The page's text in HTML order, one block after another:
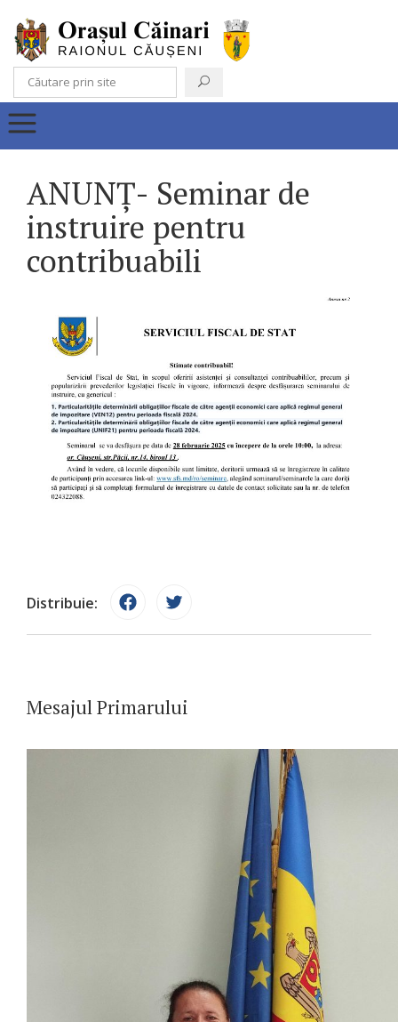
ANUNȚ- Seminar de
instruire pentru
contribuabili
Distribuie:
Mesajul Primarului